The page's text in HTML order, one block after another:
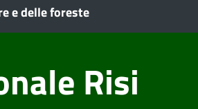
e delle foreste
Risi